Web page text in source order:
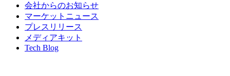
会社からのお知らせ
マーケットニュース
プレスリリース
メディアキット
Tech Blog